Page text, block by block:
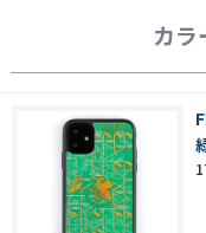
カラ